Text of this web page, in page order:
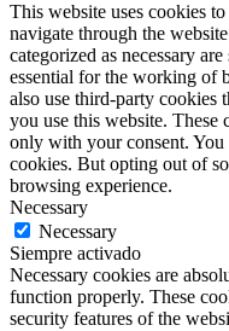
This website uses cookies
navigate through the
categorized as necessary
essential for the working of
also use third-party cookies
you use this website.
only with your consent. You
cookies. But opting out of
browsing experience.
Necessary
Necessary
Siempre activado
Necessary cookies are
function properly. These
security features of the